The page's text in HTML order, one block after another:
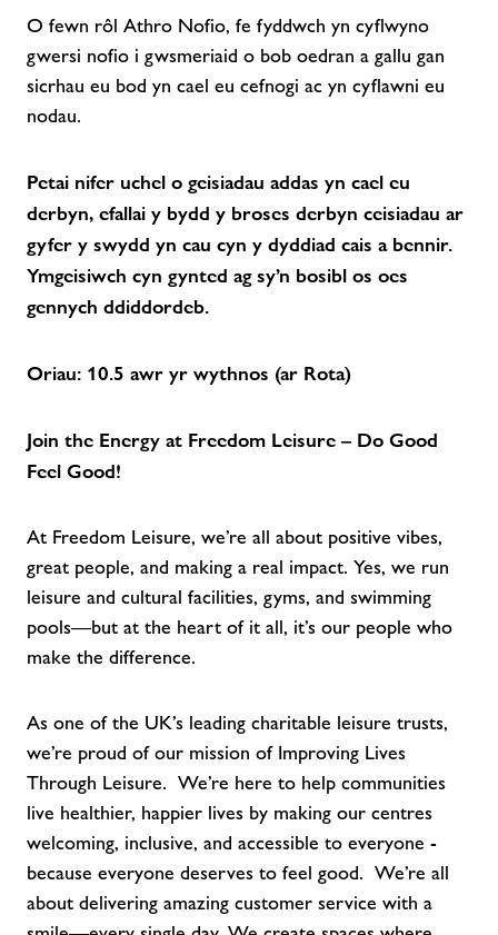
O fewn rôl Athro Nofio, fe fyddwch yn cyflwyno
gwersi nofio i gwsmeriaid o bob oedran a gallu gan
sicrhau eu bod yn cael eu cefnogi ac yn cyflawni eu
nodau.
Petai nifer uchel o geisiadau addas yn cael eu
derbyn, efallai y bydd y broses derbyn ceisiadau ar
gyfer y swydd yn cau cyn y dyddiad cais a bennir.
Ymgeisiwch cyn gynted ag sy’n bosibl os oes
gennych ddiddordeb.
Oriau: 10.5 awr yr wythnos (ar Rota)
Join the Energy at Freedom Leisure – Do Good
Feel Good!
At Freedom Leisure, we’re all about positive vibes,
great people, and making a real impact. Yes, we run
leisure and cultural facilities, gyms, and swimming
pools—but at the heart of it all, it’s our people who
make the difference.
As one of the UK’s leading charitable leisure trusts,
we’re proud of our mission of Improving Lives
Through Leisure. We’re here to help communities
live healthier, happier lives by making our centres
welcoming, inclusive, and accessible to everyone -
because everyone deserves to feel good. We’re all
about delivering amazing customer service with a